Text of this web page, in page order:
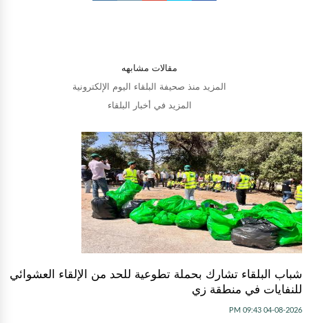
مقالات مشابهه
المزيد منذ صحيفة البلقاء اليوم الإلكترونية
المزيد في أخبار البلقاء
شباب البلقاء تشارك بحملة تطوعية للحد من الإلقاء العشوائي
للنفايات في منطقة زي
04-08-2026 09:43 PM